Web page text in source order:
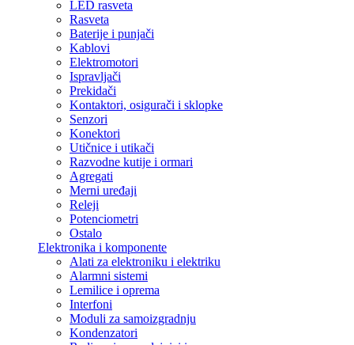
LED rasveta
Rasveta
Baterije i punjači
Kablovi
Elektromotori
Ispravljači
Prekidači
Kontaktori, osigurači i sklopke
Senzori
Konektori
Utičnice i utikači
Razvodne kutije i ormari
Agregati
Merni uređaji
Releji
Potenciometri
Ostalo
Elektronika i komponente
Alati za elektroniku i elektriku
Alarmni sistemi
Lemilice i oprema
Interfoni
Moduli za samoizgradnju
Kondenzatori